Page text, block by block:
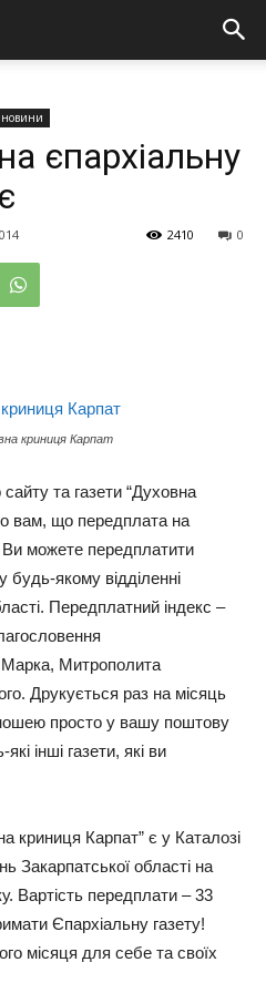
новини
єпархіальну
0
2410
криниця Карпат
сайту та газети “Духовна
вам, що передплата на
Ви можете передплатити
будь-якому відділенні
Передплатний індекс –
Митрополита
Друкується раз на місяць
просто у вашу поштову
інші газети, які ви
криниця Карпат” є у Каталозі
Закарпатської області на
Вартість передплати – 33
Єпархіальну газету!
місяця для себе та своїх